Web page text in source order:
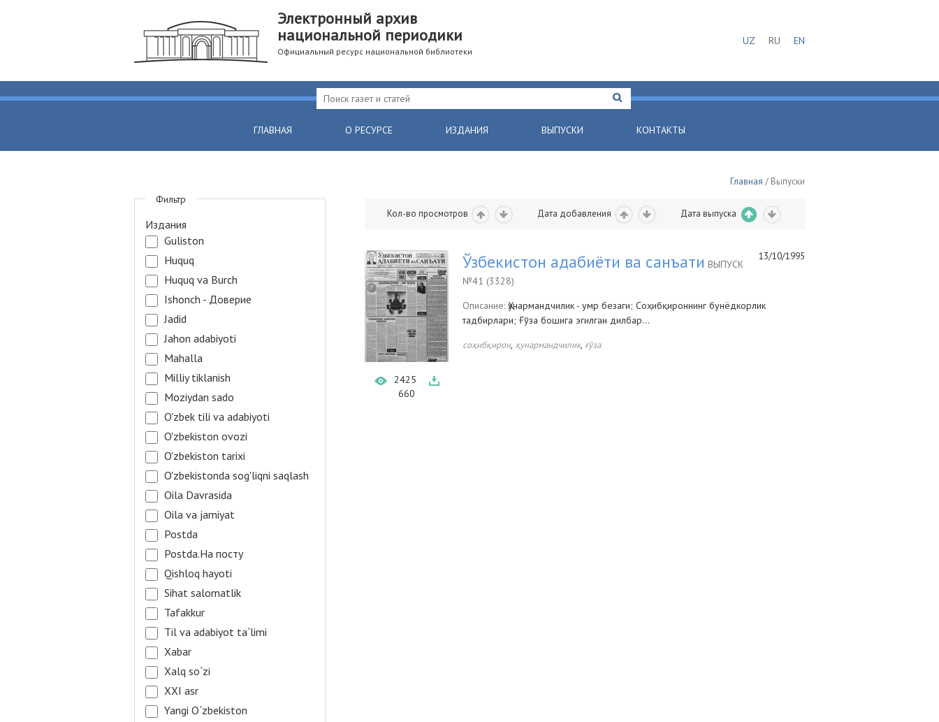
Электронный архив
национальной периодики
Официальный ресурс национальной библиотеки
UZ RU EN
ГЛАВНАЯ О РЕСУРСЕ ИЗДАНИЯ ВЫПУСКИ КОНТАКТЫ
Главная / Выпуски
Кол-во просмотров Дата добавления Дата выпуска
2425
660
13/10/1995
Ўзбекистон адабиёти ва санъати ВЫПУСК
№41 (3328)
Описание: Ҳунармандчилик - умр безаги; Соҳибқироннинг бунёдкорлик
тадбирлари; Ғўза бошига эгилган дилбар...
соҳибқирон, ҳунармандчилик, ғўза
Фильтр
Издания
Guliston
Huquq
Huquq va Burch
Ishonch - Доверие
Jadid
Jahon adabiyoti
Mahalla
Milliy tiklanish
Moziydan sado
O'zbek tili va adabiyoti
O'zbekiston ovozi
O'zbekiston tarixi
O'zbekistonda sog'liqni saqlash
Oila Davrasida
Oila va jamiyat
Postda
Postda.На посту
Qishloq hayoti
Sihat salomatlik
Tafakkur
Til va adabiyot ta`limi
Xabar
Xalq so`zi
XXI asr
Yangi O`zbekiston